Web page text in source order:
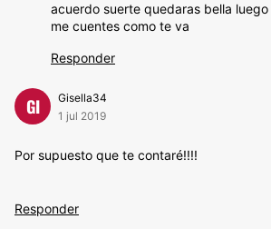
acuerdo suerte quedaras bella
me cuentes como te va
Responder
GI
Gisella34
1 jul 2019
Por supuesto que te contaré!!!!
Responder